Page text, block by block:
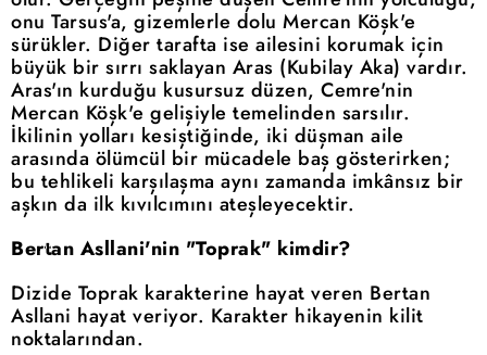
onu Tarsus'a, gizemlerle dolu Mercan Köşk'e
sürükler. Diğer tarafta ise ailesini korumak için
büyük bir sırrı saklayan Aras (Kubilay Aka) vardır.
Aras'ın kurduğu kusursuz düzen, Cemre'nin
Mercan Köşk'e gelişiyle temelinden sarsılır.
İkilinin yolları kesiştiğinde, iki düşman aile
arasında ölümcül bir mücadele baş gösterirken;
bu tehlikeli karşılaşma aynı zamanda imkânsız bir
aşkın da ilk kıvılcımını ateşleyecektir.
Bertan Asllani'nin "Toprak" kimdir?
Dizide Toprak karakterine hayat veren Bertan
Asllani hayat veriyor. Karakter hikayenin kilit
noktalarından.